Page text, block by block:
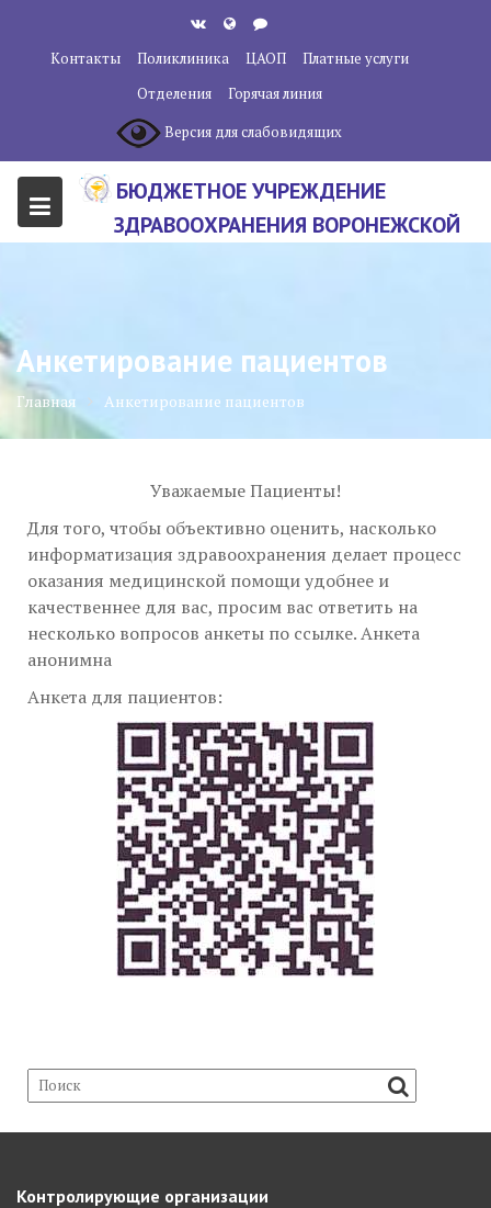
содержанию
Контакты Поликлиника ЦАОП
Платные услуги
Отделения
Горячая линия
Версия для слабовидящих
БЮДЖЕТНОЕ УЧРЕЖДЕНИЕ
ЗДРАВООХРАНЕНИЯ ВОРОНЕЖСКОЙ
ЦЕНТР"
Анкетирование пациентов
Главная Анкетирование пациентов
Уважаемые Пациенты!
Для того, чтобы объективно оценить, насколько
информатизация здравоохранения делает процесс
оказания медицинской помощи удобнее и
качественнее для вас, просим вас ответить на
несколько вопросов анкеты по ссылке. Анкета
анонимна
Анкета для пациентов:
Контролирующие организации